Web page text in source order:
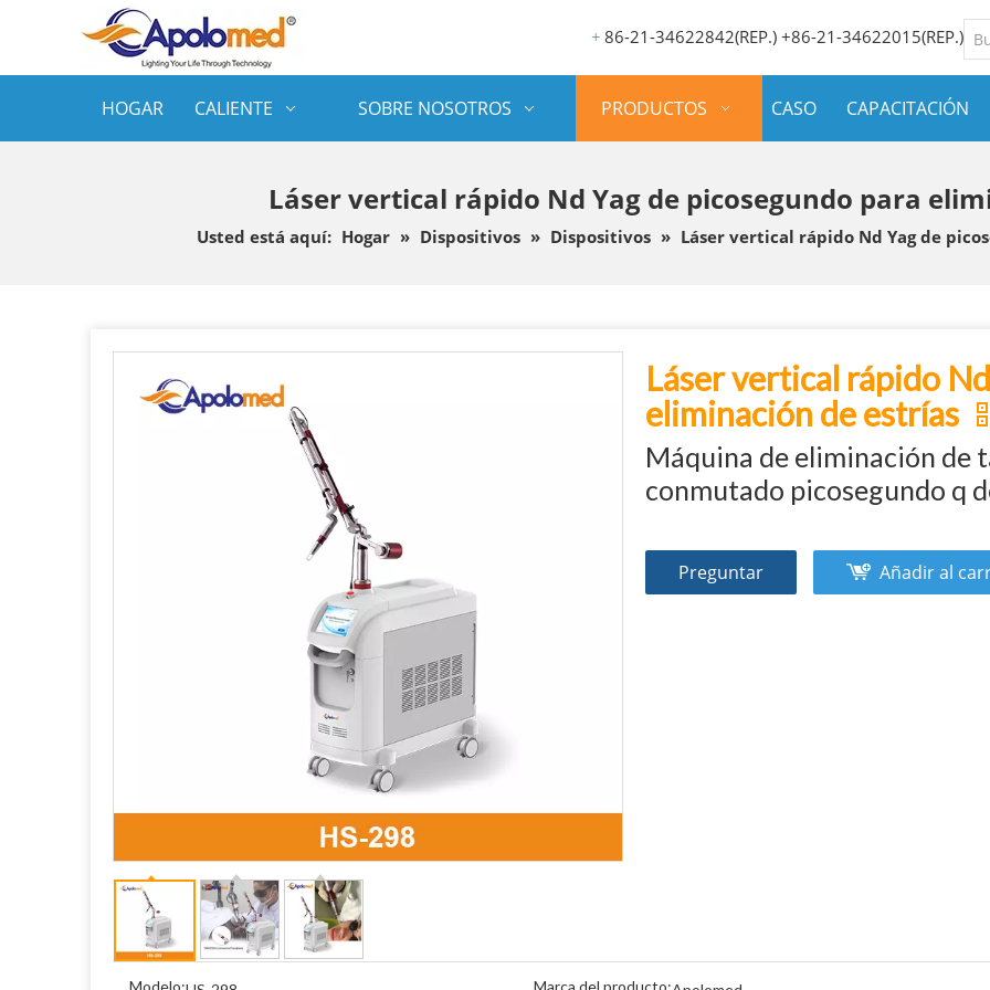
+ 86-21-34622842(REP.) +86-21-34622015(REP.)
HOGAR CALIENTE SOBRE NOSOTROS PRODUCTOS CASO CAPACITACIÓN
Láser vertical rápido Nd Yag de picosegundo para
Usted está aquí: Hogar » Dispositivos » Dispositivos » Láser vertical rápido Nd Yag de
Láser vertical rápido
eliminación de estrías
Máquina de eliminación de
conmutado picosegundo q
Preguntar Añadir al
Modelo: Marca del producto: